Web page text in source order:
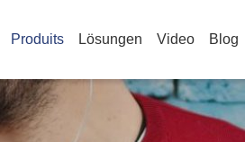
Produits Lösungen Video Blog